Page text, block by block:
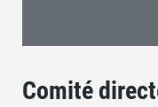
Comité